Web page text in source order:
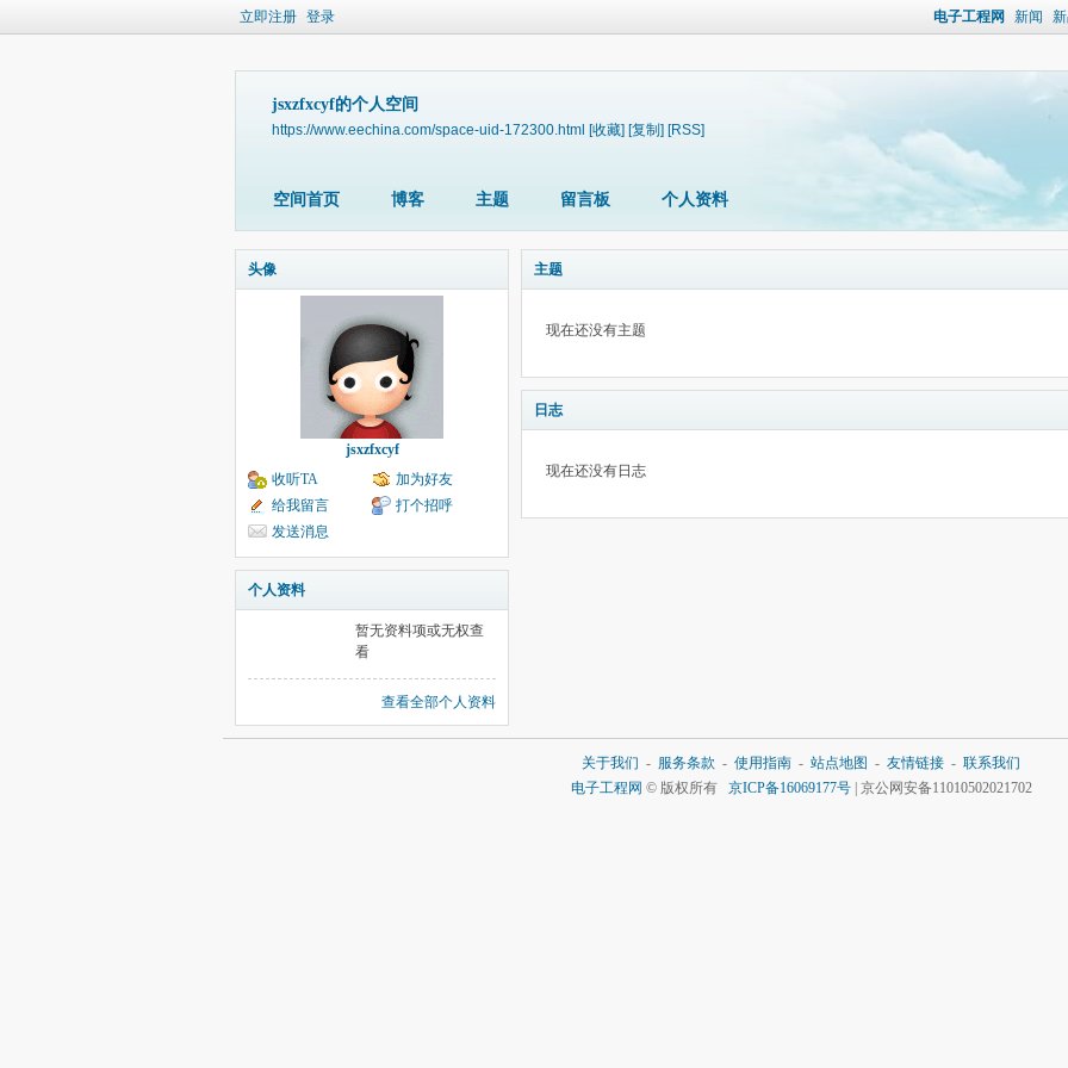
立即注册 登录 电子工程网 新闻
jsxzfxcyf的个人空间
https://www.eechina.com/space-uid-172300.html [收藏] [复制] [RSS]
空间首页 博客 主题 留言板 个人资料
头像
jsxzfxcyf
收听TA
加为好友
给我留言
打个招呼
发送消息
个人资料
暂无资料项或无权查
看
查看全部个人资料
主题
现在还没有主题
日志
现在还没有日志
关于我们 - 服务条款 - 使用指南 - 站点地图 - 友情链接 - 联系我们
电子工程网 © 版权所有 京ICP备16069177号| 京公网安备11010502021702